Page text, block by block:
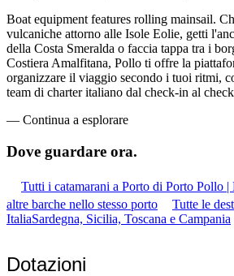
Boat equipment features rolling mainsail.
vulcaniche attorno alle Isole Eolie, getti
della Costa Smeralda o faccia tappa tra i
Costiera Amalfitana, Pollo ti offre la
organizzare il viaggio secondo i tuoi ritmi,
team di charter italiano dal check-in al
— Continua a esplorare
Dove guardare ora.
Tutti i catamarani a Porto di Porto Pollo |
altre barche nello stesso porto
Tutte le
ItaliaSardegna, Sicilia, Toscana e Campania
Dotazioni